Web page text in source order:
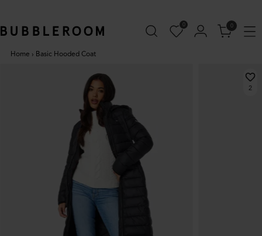
0 0
Home › Basic Hooded Coat
2